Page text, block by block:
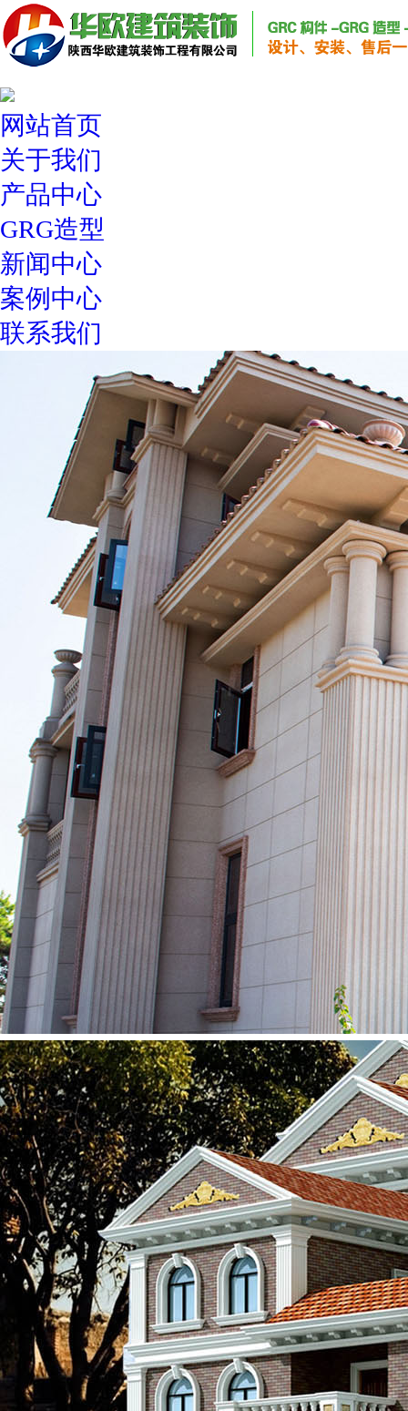
网站首页
关于我们
产品中心
GRG造型
新闻中心
案例中心
联系我们